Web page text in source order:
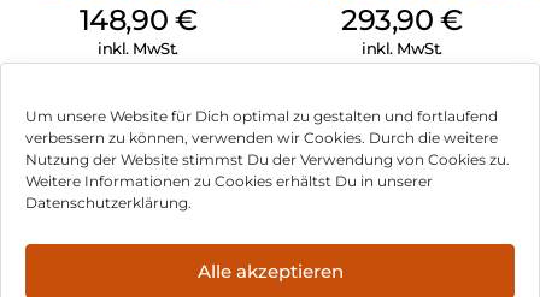
Um unsere Website für Dich optimal zu gestalten und fortlaufend
verbessern zu können, verwenden wir Cookies. Durch die weitere
Nutzung der Website stimmst Du der Verwendung von Cookies zu.
Weitere Informationen zu Cookies erhältst Du in unserer
Datenschutzerklärung.
Alle akzeptieren
Weiß
148,90 €
inkl. MwSt.
iPad 10.9″ (10.Gen.)
Weiß
293,90€
inkl. MwSt.
Impressum